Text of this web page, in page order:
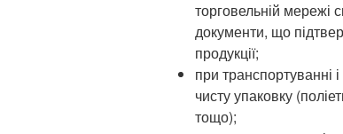
торговельній
документи, що
продукції;
при транспортуванні
чисту упаковку
тощо);